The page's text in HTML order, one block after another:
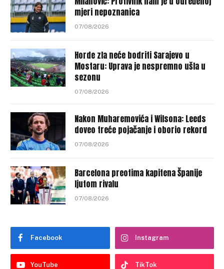
mjeri nepoznanica
07/08/2026
Horde zla neće bodriti Sarajevo u
Mostaru: Uprava je nespremno ušla u
sezonu
07/08/2026
Nakon Muharemovića i Wilsona: Leeds
doveo treće pojačanje i oborio rekord
07/08/2026
Barcelona preotima kapitena Španije
ljutom rivalu
07/08/2026
Facebook Instagram
YouTube TikTok